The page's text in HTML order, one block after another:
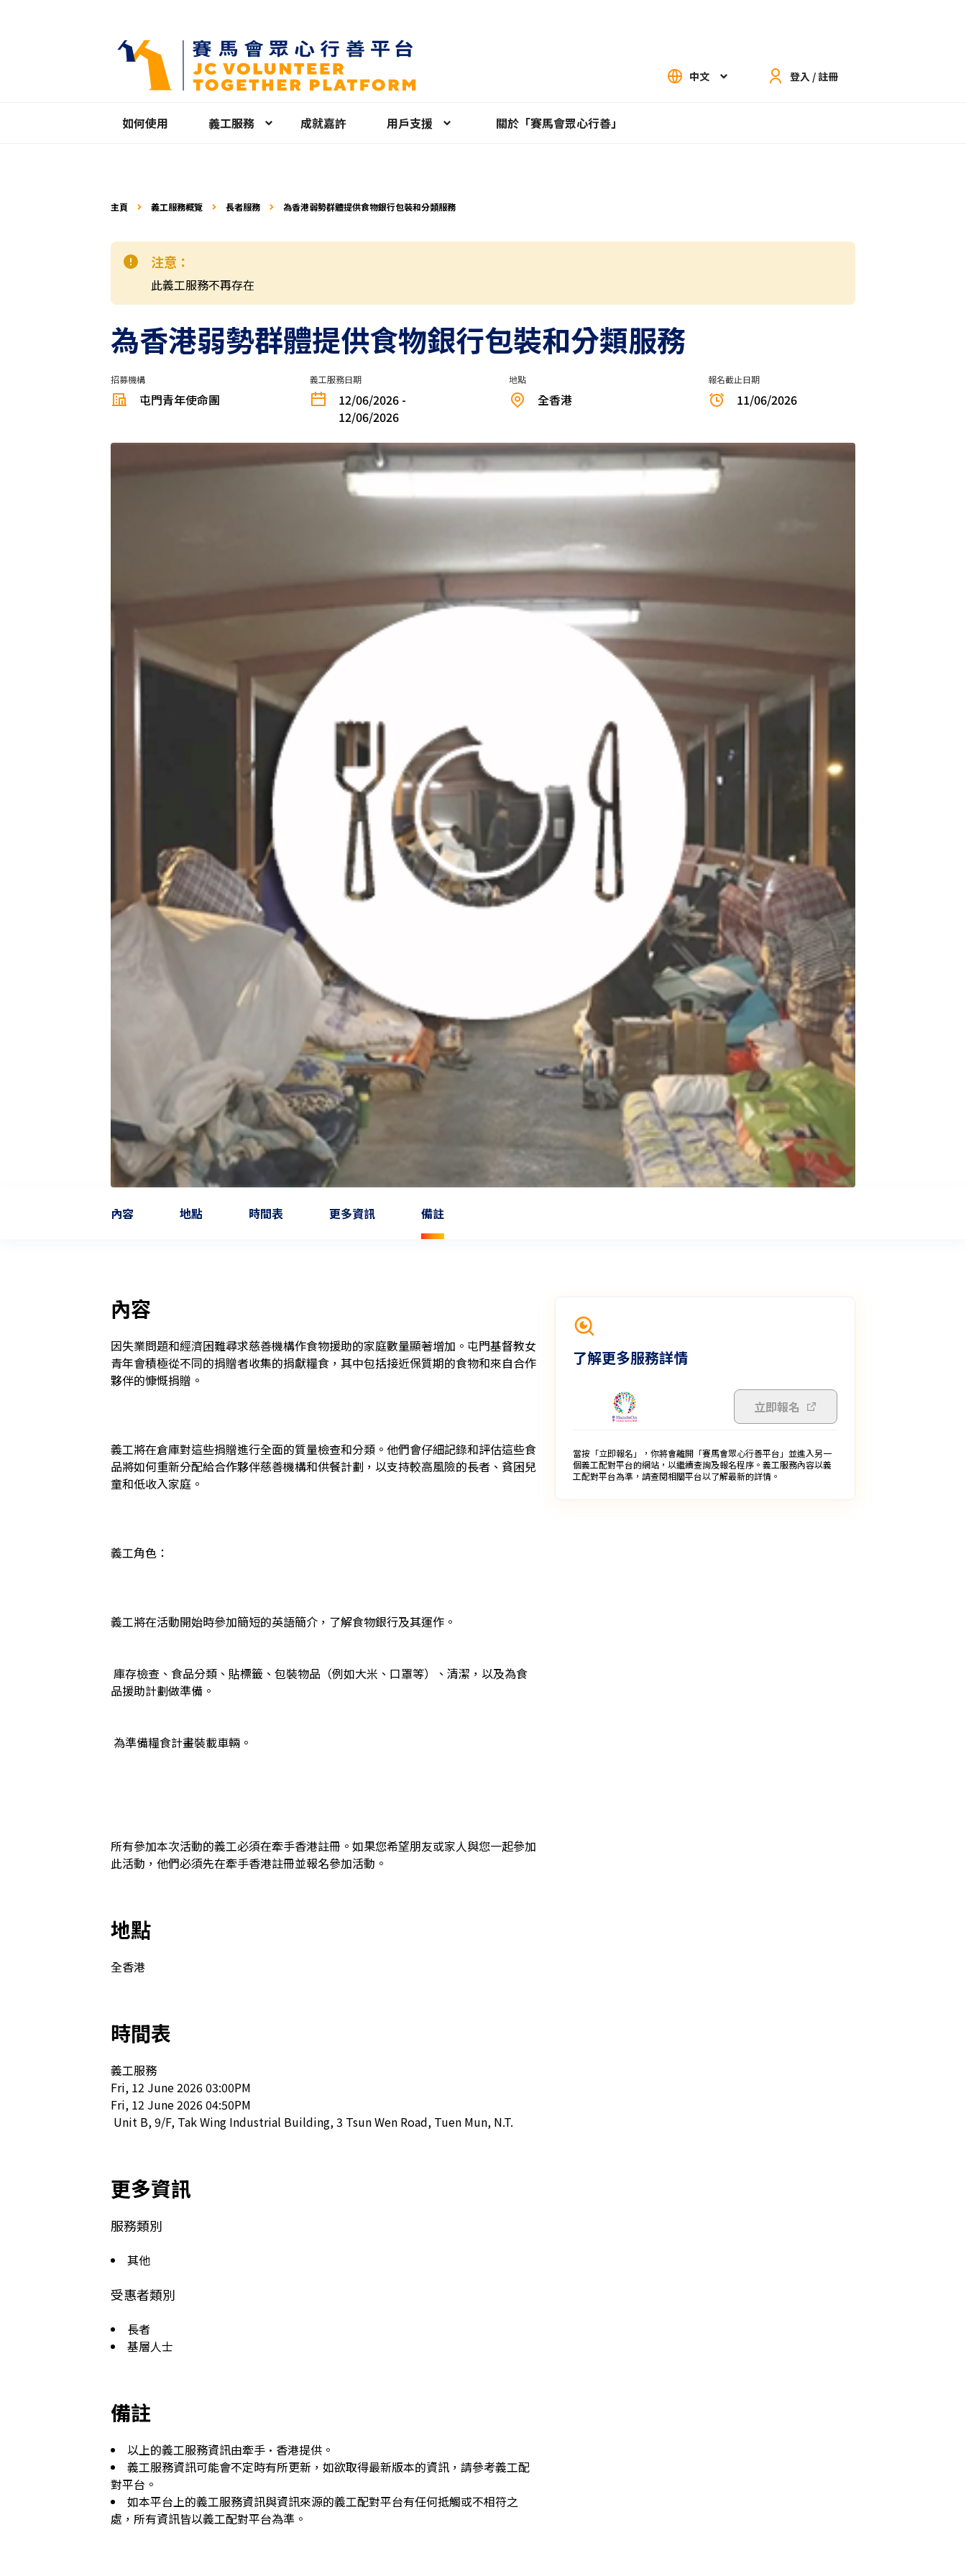
中文 登入 / 註冊
如何使用 義工服務 成就嘉許 用戶支援 關於「賽馬會眾心行善」
主頁 義工服務概覽 長者服務 為香港弱勢群體提供食物銀行包裝和分類服務
注意：
此義工服務不再存在
為香港弱勢群體提供食物銀行包裝和分類服務
招募機構
屯門青年使命團
義工服務日期
12/06/2026 -
12/06/2026
地點
全香港
報名截止日期
11/06/2026
內容 地點 時間表 更多資訊 備註
內容
因失業問題和經濟困難尋求慈善機構作食物援助的家庭數量顯著增加。屯門基督教女
青年會積極從不同的捐贈者收集的捐獻糧食，其中包括接近保質期的食物和來自合作
夥伴的慷慨捐贈。
義工將在倉庫對這些捐贈進行全面的質量檢查和分類。他們會仔細記錄和評估這些食
品將如何重新分配給合作夥伴慈善機構和供餐計劃，以支持較高風險的長者、貧困兒
童和低收入家庭。
義工角色：
義工將在活動開始時參加簡短的英語簡介，了解食物銀行及其運作。
品援助計劃做準備。
所有參加本次活動的義工必須在牽手香港註冊。如果您希望朋友或家人與您一起參加
此活動，他們必須先在牽手香港註冊並報名參加活動。
地點
全香港
時間表
義工服務
Fri, 12 June 2026 03:00PM
Fri, 12 June 2026 04:50PM
Unit B, 9/F, Tak Wing Industrial Building, 3 Tsun Wen Road, Tuen Mun, N.T.
更多資訊
服務類別
其他
受惠者類別
長者
基層人士
備註
以上的義工服務資訊由牽手·香港提供。
義工服務資訊可能會不定時有所更新，如欲取得最新版本的資訊，請參考義工配
對平台。
如本平台上的義工服務資訊與資訊來源的義工配對平台有任何抵觸或不相符之
處，所有資訊皆以義工配對平台為準。
了解更多服務詳情
立即報名
當按「立即報名」，你將會離開「賽馬會眾心行善平台」並進入另一
個義工配對平台的網站，以繼續查詢及報名程序。義工服務內容以義
工配對平台為準，請查閱相關平台以了解最新的詳情。